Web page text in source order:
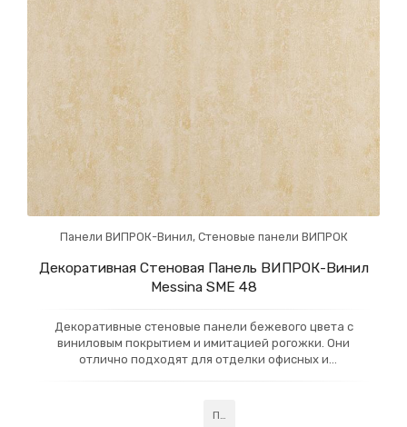
Панели ВИПРОК-Винил, Стеновые панели ВИПРОК
Декоративная Стеновая Панель ВИПРОК-Винил
Messina SME 48
Декоративные стеновые панели бежевого цвета с
виниловым покрытием и имитацией рогожки. Они
отлично подходят для отделки офисных и